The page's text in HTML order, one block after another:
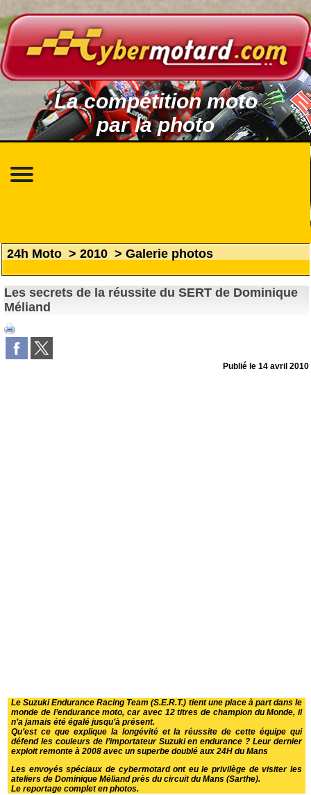
La compétition moto
par la photo
24h Moto > 2010 > Galerie photos
Les secrets de la réussite du SERT de Dominique
Méliand
Publié le14 avril 2010
Le Suzuki Endurance Racing Team (S.E.R.T.) tient une place à part dans le
monde de l’endurance moto, car avec 12 titres de champion du Monde, il
n’a jamais été égalé jusqu’à présent.
Qu’est ce que explique la longévité et la réussite de cette équipe qui
défend les couleurs de l’importateur Suzuki en endurance ? Leur dernier
exploit remonte à 2008 avec un superbe doublé aux 24H du Mans
Les envoyés spéciaux de cybermotard ont eu le privilège de visiter les
ateliers de Dominique Méliand près du circuit du Mans (Sarthe).
Le reportage complet en photos.